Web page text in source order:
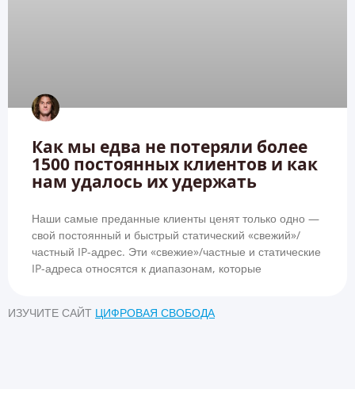
Как мы едва не потеряли более
1500 постоянных клиентов и как
нам удалось их удержать
Наши самые преданные клиенты ценят только одно —
свой постоянный и быстрый статический «свежий»/
частный IP-адрес. Эти «свежие»/частные и статические
IP-адреса относятся к диапазонам, которые
ИЗУЧИТЕ САЙТ ЦИФРОВАЯ СВОБОДА